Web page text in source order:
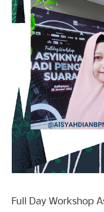
Full Day Workshop